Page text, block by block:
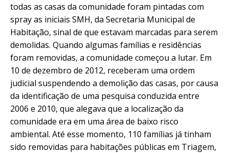
todas as casas da comunidade foram pintadas com
spray as iniciais SMH, da Secretaria Municipal de
Habitação, sinal de que estavam marcadas para serem
demolidas. Quando algumas famílias e residências
foram removidas, a comunidade começou a lutar. Em
10 de dezembro de 2012, receberam uma ordem
judicial suspendendo a demolição das casas, por causa
da identificação de uma pesquisa conduzida entre
2006 e 2010, que alegava que a localização da
comunidade era em uma área de baixo risco
ambiental. Até esse momento, 110 famílias já tinham
sido removidas para habitações públicas em Triagem,